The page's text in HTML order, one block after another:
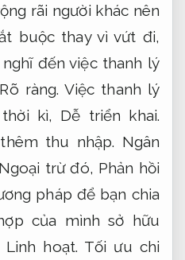
rãi người khác nên
buộc thay vì vứt đi,
nghĩ đến việc thanh lý
Rõ ràng. Việc thanh lý
kì, Dễ triển khai.
thu nhập. Ngân
Ngoại trừ đó, Phản hồi
pháp để bạn chia
của mình sở hữu
Linh hoạt. Tối ưu chi